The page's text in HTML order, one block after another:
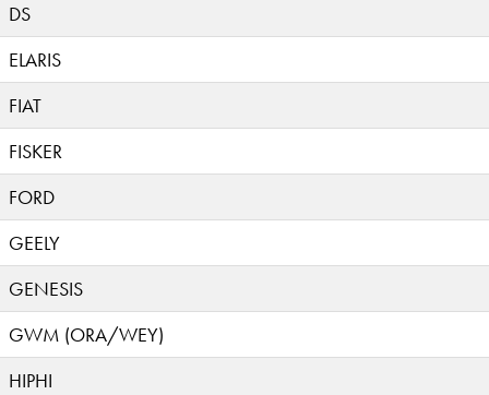
DS
ELARIS
FIAT
FISKER
FORD
GEELY
GENESIS
GWM (ORA/WEY)
HIPHI